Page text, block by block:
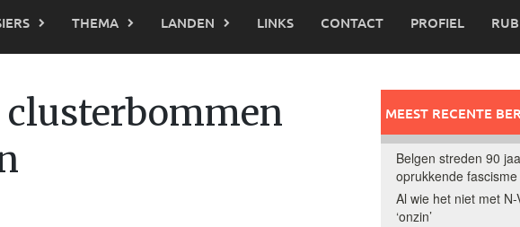
THEMA LANDEN LINKS CONTACT PROFIEL
MEEST RECENTE
Belgen streden 90
oprukkende fascisme
Al wie het niet met
‘onzin’